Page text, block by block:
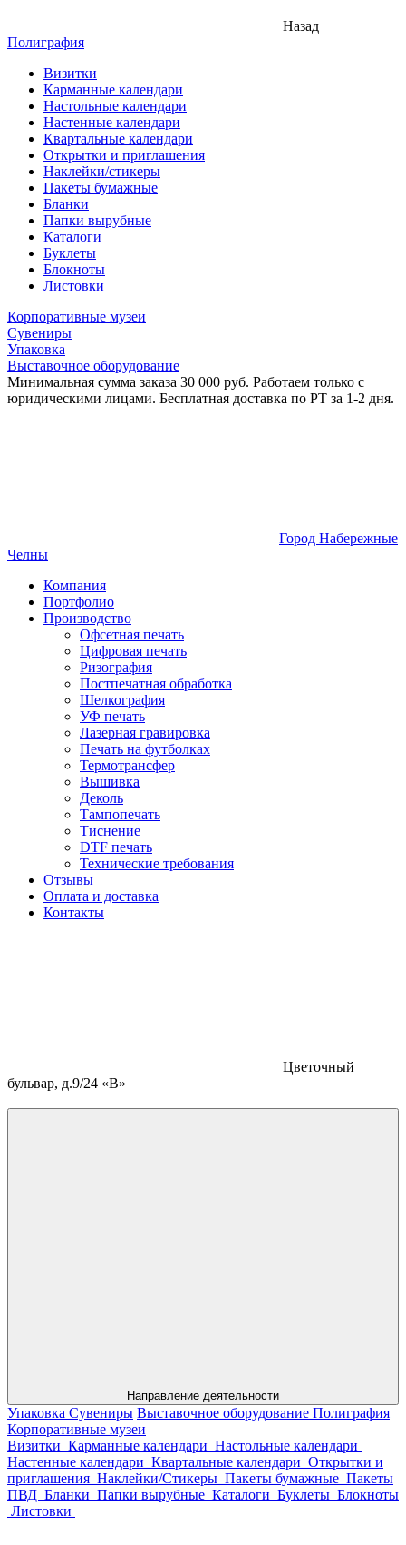
Назад
Полиграфия
Визитки
Карманные календари
Настольные календари
Настенные календари
Квартальные календари
Открытки и приглашения
Наклейки/стикеры
Пакеты бумажные
Бланки
Папки вырубные
Каталоги
Буклеты
Блокноты
Листовки
Корпоративные музеи
Сувениры
Упаковка
Выставочное оборудование
Минимальная сумма заказа 30 000 руб. Работаем только с
юридическими лицами. Бесплатная доставка по РТ за 1-2 дня.
Город Набережные
Челны
Компания
Портфолио
Производство
Офсетная печать
Цифровая печать
Ризография
Постпечатная обработка
Шелкография
УФ печать
Лазерная гравировка
Печать на футболках
Термотрансфер
Вышивка
Деколь
Тампопечать
Тиснение
DTF печать
Технические требования
Отзывы
Оплата и доставка
Контакты
Цветочный
бульвар, д.9/24 «В»
Направление деятельности
Упаковка Сувениры Выставочное оборудование Полиграфия
Корпоративные музеи
Визитки Карманные календари Настольные календари
Настенные календари Квартальные календари Открытки и
приглашения Наклейки/Стикеры Пакеты бумажные Пакеты
ПВД Бланки Папки вырубные Каталоги Буклеты Блокноты
Листовки